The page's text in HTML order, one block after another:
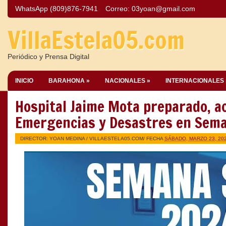
WhatsApp (809)876-7941 Correo: 03yoan@gmail.com
VillaEstela05.com
Periódico y Prensa Digital
INICIO BARAHONA » NACIONALES » INTERNACIONALES
Hospital Jaime Mota preparado,
Emergencias y Desastres en
DIRECTOR: YOAN MEDINA / VILLAESTELA05.COM/ FECHA SÁBADO, MARZO 23,